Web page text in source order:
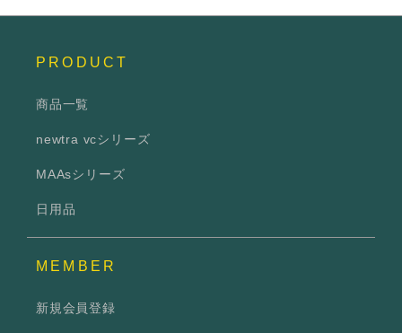
PRODUCT
商品一覧
newtra vcシリーズ
MAAsシリーズ
日用品
MEMBER
新規会員登録